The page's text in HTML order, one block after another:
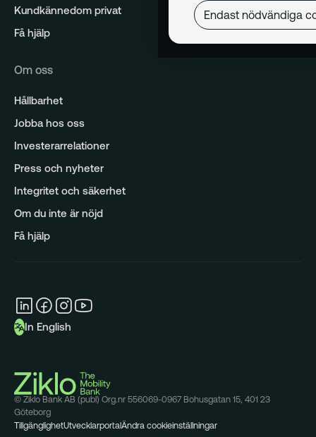
Kundkännedom privat
Få hjälp
Om oss
Hållbarhet
Jobba hos oss
Investerarrelationer
Press och nyheter
Integritet och säkerhet
Om du inte är nöjd
Få hjälp
In English
© Ziklo Bank AB (publ) Org.nr 556069-0967 Bohusgatan 15, 401 23
Göteborg
TillgänglighetUtvecklarportalÄndra cookieinställningar
och hur du kan undvika
Mer om behandling av
personuppgifter hittar
Endast nödvändiga